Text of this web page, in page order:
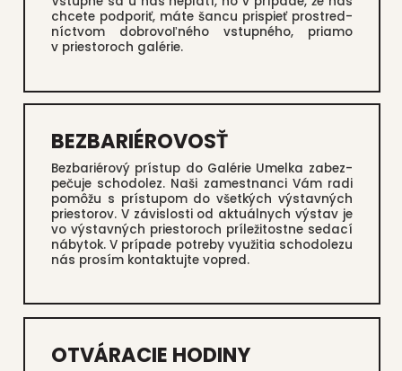
chce­te pod­po­riť, máte šan­cu pris­pieť pro­stred­
níc­tvom dob­ro­voľ­né­ho vstup­né­ho, pria­mo
v pries­to­roch galé­rie.
BEZBARIÉROVOSŤ
Bez­ba­ri­é­ro­vý prí­stup do Galé­rie Umel­ka zabez­
pe­ču­je scho­do­lez. Naši zamest­nan­ci Vám radi
pomô­žu s prí­stu­pom do všet­kých výstav­ných
pries­to­rov. V závis­los­ti od aktu­ál­nych výstav je
vo výstav­ných pries­to­roch prí­le­ži­tost­ne seda­cí
náby­tok. V prí­pa­de potre­by využi­tia scho­do­le­zu
nás pro­sím kon­tak­tuj­te vopred.
OTVÁRACIE HODINY